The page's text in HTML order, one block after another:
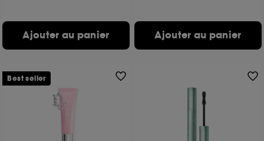
Ajouter au panier Ajouter au panier
Best seller